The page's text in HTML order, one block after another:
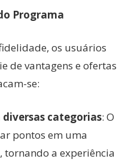
Programa
os usuários
de vantagens e ofertas
se:
categorias: O
pontos em uma
tornando a experiência